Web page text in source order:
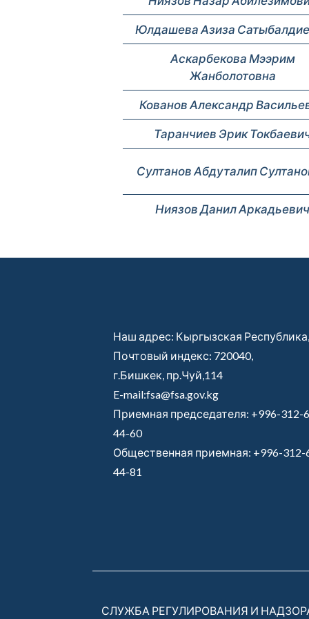
Юлдашева Азиза
Аскарбекова Мээрим
Жанболотовна
Кованов Александр
Таранчиев Эрик
Султанов Абдуталип
Ниязов Данил
Наш адрес: Кыргызская
Почтовый индекс: 720040,
г.Бишкек, пр.Чуй,114
E-mail:fsa@fsa.gov.kg
Приемная председателя: +996-312-
44-60
Общественная приемная: +996-312-
44-81
СЛУЖБА РЕГУЛИРОВАНИЯ И